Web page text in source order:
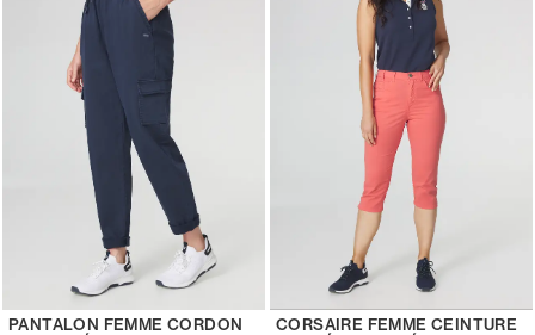
PANTALON FEMME CORDON
CORSAIRE FEMME CEINTURE